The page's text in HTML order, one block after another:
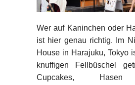
Wer auf Kaninchen oder
ist hier genau richtig. Im
House in Harajuku, Tokyo
knuffigen Fellbüschel
Cupcakes, Hasen